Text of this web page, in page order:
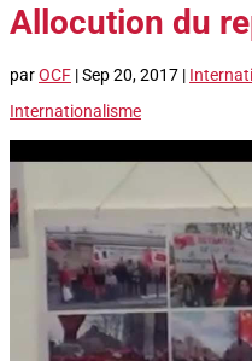
Allocution du
parOCF |Sep 20, 2017 |
Internationalisme